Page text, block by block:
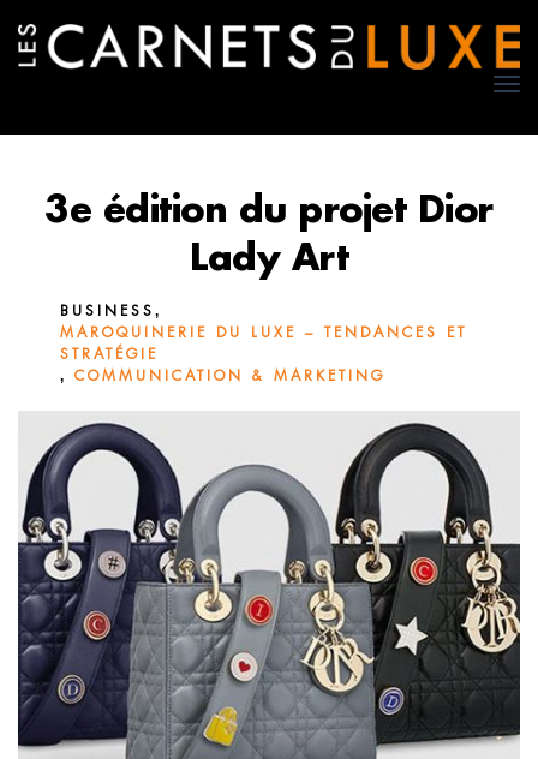
3e édition du projet Dior
Lady Art
BUSINESS ,
MAROQUINERIE DU LUXE – TENDANCES ET
STRATÉGIE
, COMMUNICATION & MARKETING